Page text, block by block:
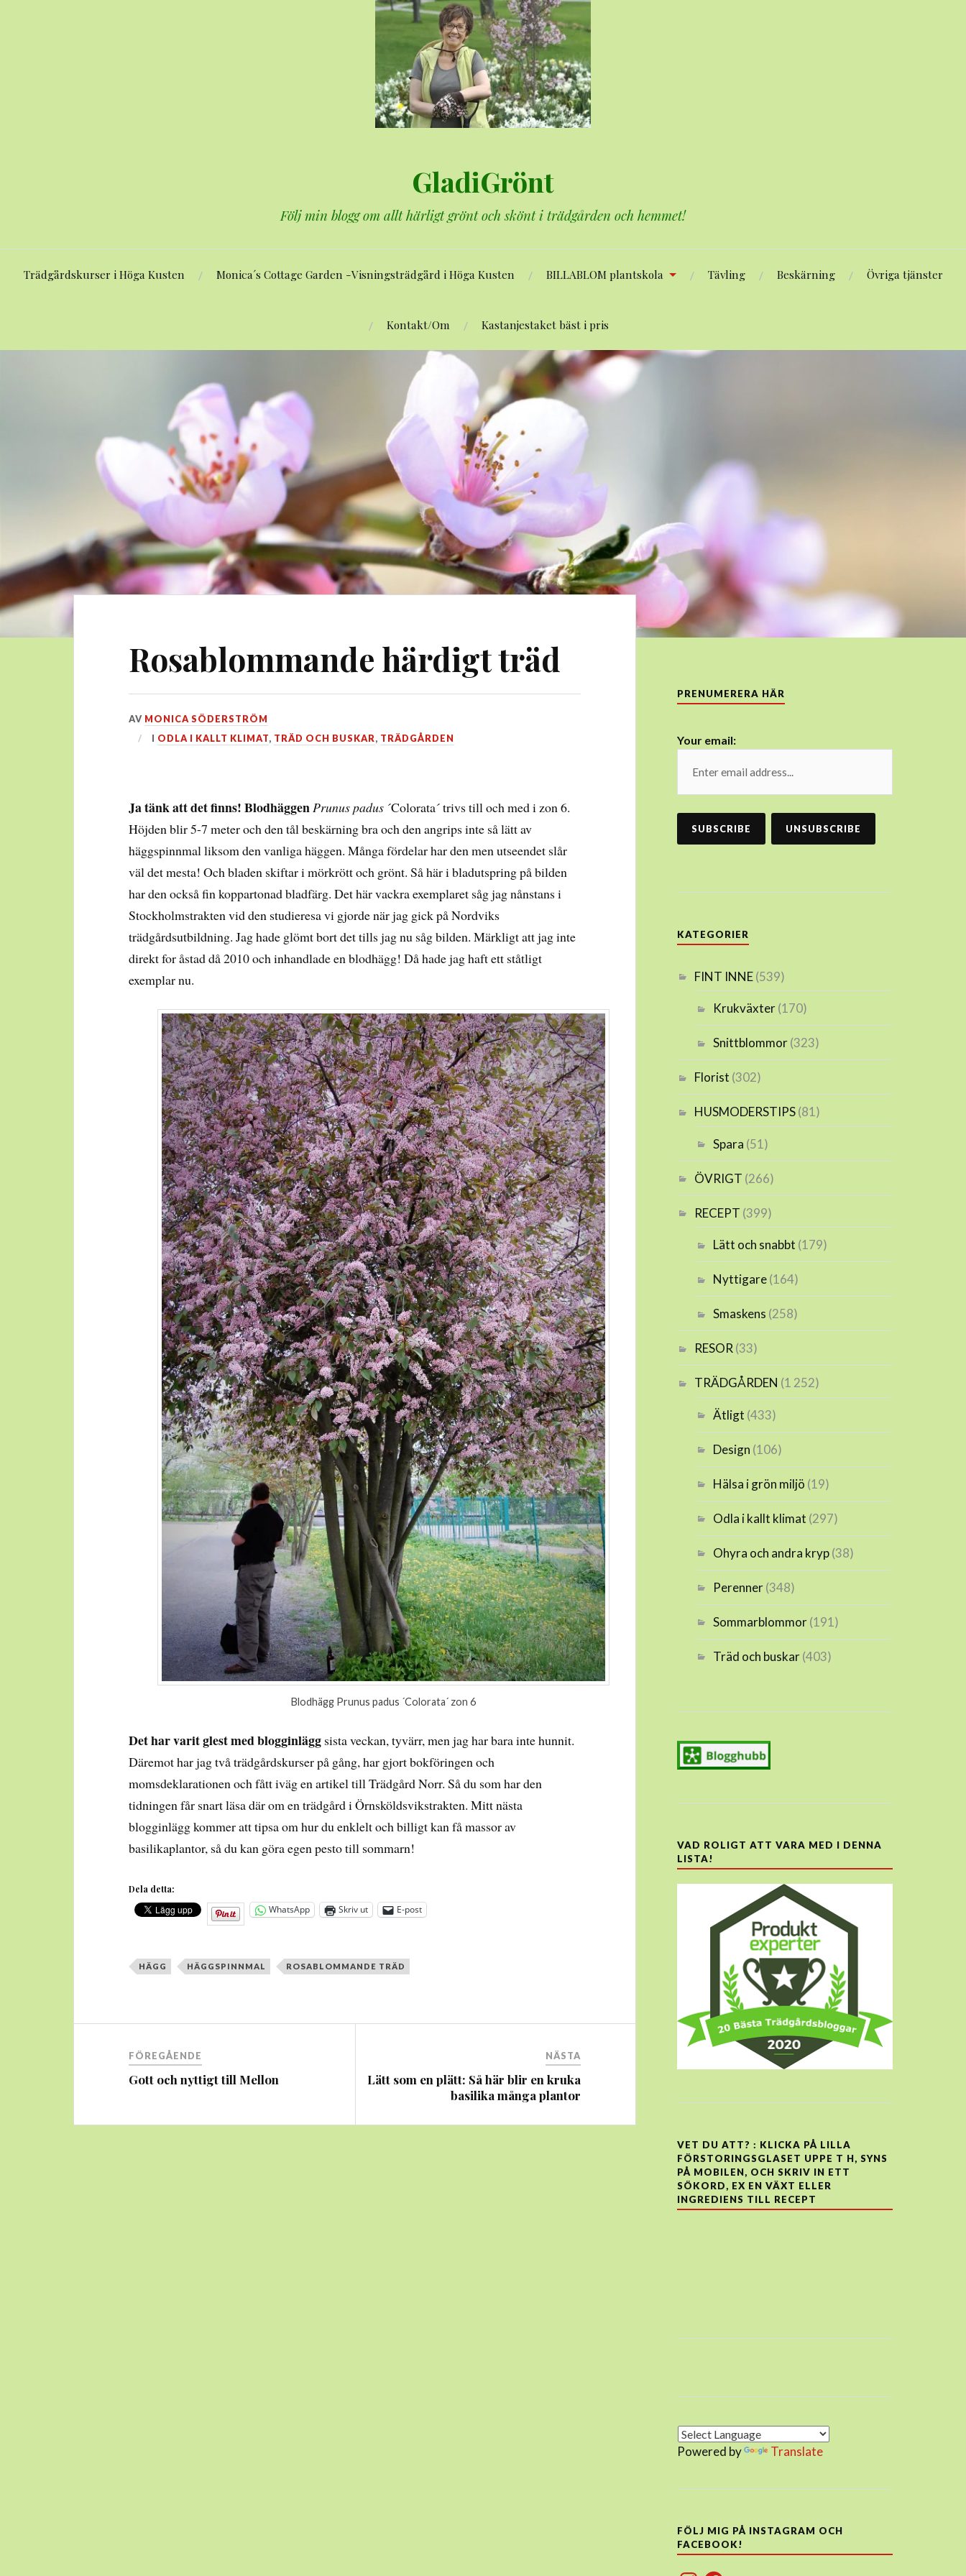
GladiGrönt
Följ min blogg om allt härligt grönt och skönt i trädgården och hemmet!
Trädgårdskurser i Höga Kusten Monica´s Cottage Garden -Visningsträdgård i Höga Kusten BILLABLOM plantskola Tävling Beskärning Övriga tjänster
Kontakt/Om Kastanjestaket bäst i pris
Rosablommande härdigt träd
DEN
28
AV MONICA SÖDERSTRÖM
I ODLA I KALLT KLIMAT, TRÄD OCH BUSKAR, TRÄDGÅRDEN
Ja tänk att det finns! Blodhäggen Prunus padus ´Colorata´ trivs till och med i zon 6.
Höjden blir 5-7 meter och den tål beskärning bra och den angrips inte så lätt av
häggspinnmal liksom den vanliga häggen. Många fördelar har den men utseendet slår
väl det mesta! Och bladen skiftar i mörkrött och grönt. Så här i bladutspring på bilden
har den också fin koppartonad bladfärg. Det här vackra exemplaret såg jag nånstans i
Stockholmstrakten vid den studieresa vi gjorde när jag gick på Nordviks
trädgårdsutbildning. Jag hade glömt bort det tills jag nu såg bilden. Märkligt att jag inte
direkt for åstad då 2010 och inhandlade en blodhägg! Då hade jag haft ett ståtligt
exemplar nu.
Blodhägg Prunus padus ´Colorata´ zon 6
Det har varit glest med blogginlägg sista veckan, tyvärr, men jag har bara inte hunnit.
Däremot har jag två trädgårdskurser på gång, har gjort bokföringen och
momsdeklarationen och fått iväg en artikel till Trädgård Norr. Så du som har den
tidningen får snart läsa där om en trädgård i Örnsköldsvikstrakten. Mitt nästa
blogginlägg kommer att tipsa om hur du enklelt och billigt kan få massor av
basilikaplantor, så du kan göra egen pesto till sommarn!
Dela detta:
WhatsApp Skriv ut E-post
HÄGG HÄGGSPINNMAL ROSABLOMMANDE TRÄD
FÖREGÅENDE
Gott och nyttigt till Mellon
NÄSTA
Lätt som en plätt: Så här blir en kruka
basilika många plantor
PRENUMERERA HÄR
Your email:
KATEGORIER
FINT INNE(539)
Krukväxter(170)
Snittblommor(323)
Florist (302)
HUSMODERSTIPS(81)
Spara (51)
ÖVRIGT (266)
RECEPT (399)
Lätt och snabbt (179)
Nyttigare(164)
Smaskens (258)
RESOR (33)
TRÄDGÅRDEN (1 252)
Ätligt (433)
Design (106)
Hälsa i grön miljö (19)
Odla i kallt klimat (297)
Ohyra och andra kryp(38)
Perenner(348)
Sommarblommor(191)
Träd och buskar(403)
VAD ROLIGT ATT VARA MED I DENNA
LISTA!
VET DU ATT? : KLICKA PÅ LILLA
FÖRSTORINGSGLASET UPPE T H, SYNS
PÅ MOBILEN, OCH SKRIV IN ETT
SÖKORD, EX EN VÄXT ELLER
INGREDIENS TILL RECEPT
Powered by Translate
FÖLJ MIG PÅ INSTAGRAM OCH
FACEBOOK!